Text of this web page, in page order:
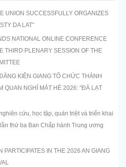
UNION SUCCESSFULLY ORGANIZES
DA LAT”
NATIONAL ONLINE CONFERENCE
THIRD PLENARY SESSION OF THE
KIÊN GIANG TỔ CHỨC THÀNH
QUAN NGHỈ MÁT HÈ 2026: "ĐÀ LẠT
cứu, học tập, quán triệt và triển khai
thứ ba Ban Chấp hành Trung ương
PARTICIPATES IN THE 2026 AN GIANG